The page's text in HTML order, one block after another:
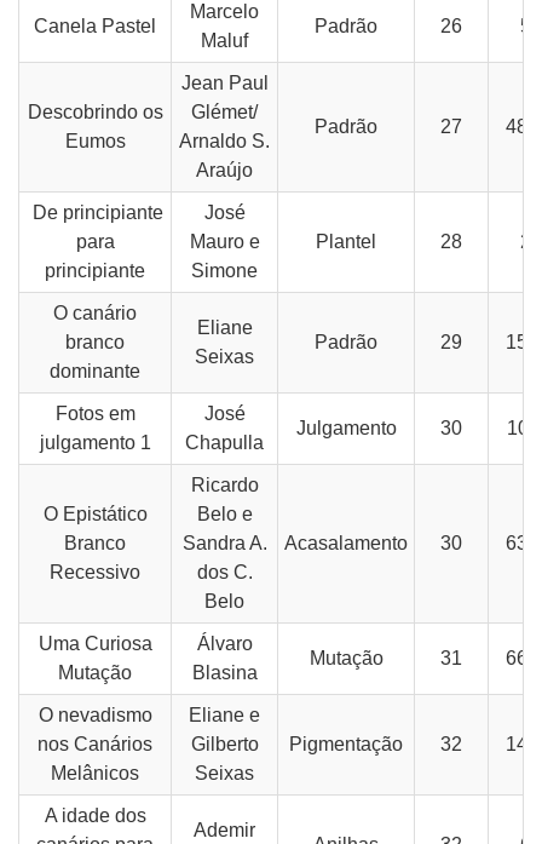
Canela Pastel
Marcelo
Maluf
Padrão 26 58
Descobrindo os
Eumos
Jean Paul
Glémet/
Arnaldo S.
Araújo
Padrão 27 48-
De principiante
para
principiante
José
Mauro e
Simone
Plantel 28 26
O canário
branco
dominante
Eliane
Seixas
Padrão 29 15-
Fotos em
julgamento 1
José
Chapulla
Julgamento 30 10-
O Epistático
Branco
Recessivo
Ricardo
Belo e
Sandra A.
dos C.
Belo
Acasalamento 30 63-
Uma Curiosa
Mutação
Álvaro
Blasina
Mutação 31 66-
O nevadismo
nos Canários
Melânicos
Eliane e
Gilberto
Seixas
Pigmentação 32 14-
A idade dos
Ademir